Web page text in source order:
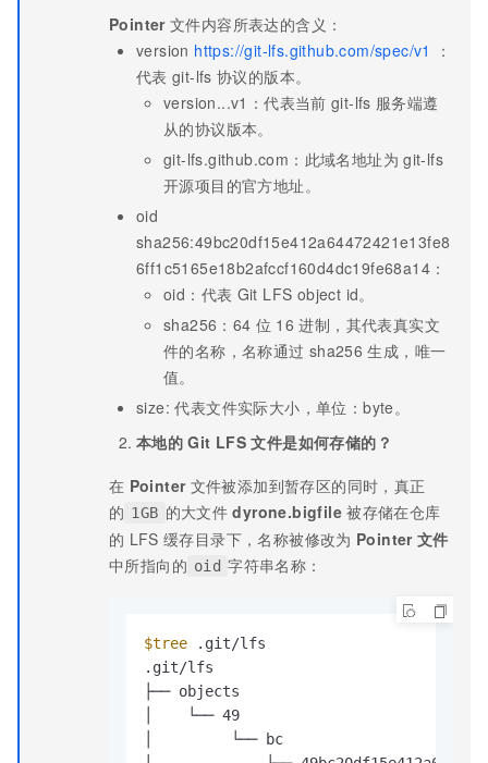
Pointer 文件内容所表达的含义：
version https://git-lfs.github.com/spec/v1
：
代表 git-lfs 协议的版本。
version...v1：代表当前 git-lfs 服务端遵
从的协议版本。
git-lfs.github.com：此域名地址为 git-lfs
开源项目的官方地址。
oid
sha256:49bc20df15e412a64472421e13fe8
6ff1c5165e18b2afccf160d4dc19fe68a14：
oid：代表 Git LFS object id。
sha256：64 位 16 进制，其代表真实文
件的名称，名称通过 sha256 生成，唯一
值。
size: 代表文件实际大小，单位：byte。
本地的 Git LFS 文件是如何存储的？
在 Pointer 文件被添加到暂存区的同时，真正
的 1GB 的大文件 dyrone.bigfile 被存储在仓库
的 LFS 缓存目录下，名称被修改为 Pointer 文件
中所指向的 oid 字符串名称：
$tree .git/lfs
.git/lfs
├── objects
│    └── 49
│         └── bc